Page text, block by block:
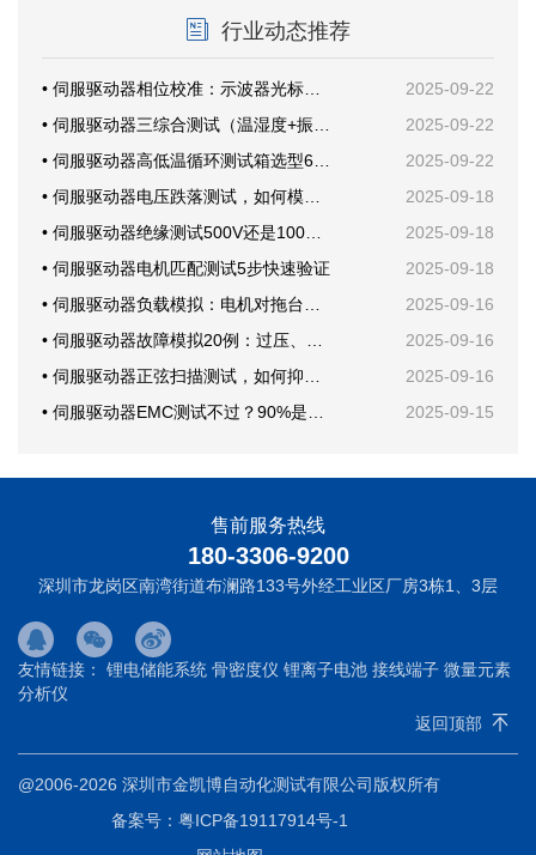
行业动态推荐
2025-09-22
2025-09-22
2025-09-22
2025-09-18
2025-09-18
• 伺服驱动器电机匹配测试5步快速验证
2025-09-18
2025-09-16
2025-09-16
2025-09-16
2025-09-15
售前服务热线
180-3306-9200
深圳市龙岗区南湾街道布澜路133号外经工业区厂房3栋1、3层
友情链接： 锂电储能系统 骨密度仪 锂离子电池 接线端子 微量元素
分析仪
返回顶部
@2006-2026 深圳市金凯博自动化测试有限公司版权所有
备案号： 粤ICP备19117914号-1